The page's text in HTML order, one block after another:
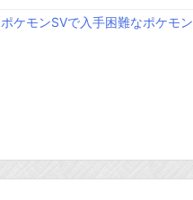
ポケモンSVで入手困難なポケモ